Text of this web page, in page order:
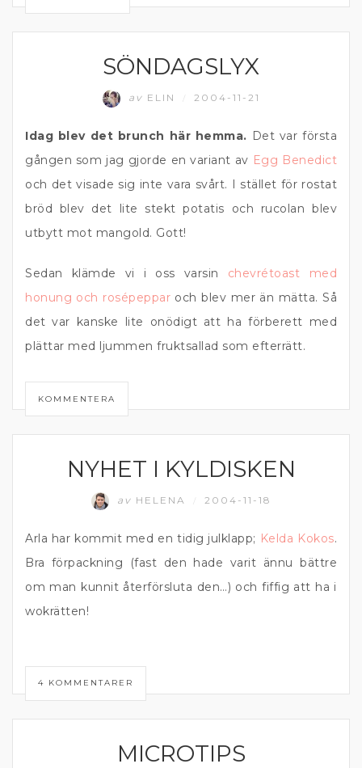
SÖNDAGSLYX
av ELIN 2004-11-21
Idag blev det brunch här hemma. Det var första
gången som jag gjorde en variant av Egg Benedict
och det visade sig inte vara svårt. I stället för rostat
bröd blev det lite stekt potatis och rucolan blev
utbytt mot mangold. Gott!
Sedan klämde vi i oss varsin chevrétoast med
honung och rosépeppar och blev mer än mätta. Så
det var kanske lite onödigt att ha förberett med
plättar med ljummen fruktsallad som efterrätt.
KOMMENTERA
MATPRATNYHET I KYLDISKEN
av HELENA 2004-11-18
Arla har kommit med en tidig julklapp; Kelda Kokos.
Bra förpackning (fast den hade varit ännu bättre
om man kunnit återförsluta den…) och fiffig att ha i
wokrätten!
4 KOMMENTARER
MICROTIPS